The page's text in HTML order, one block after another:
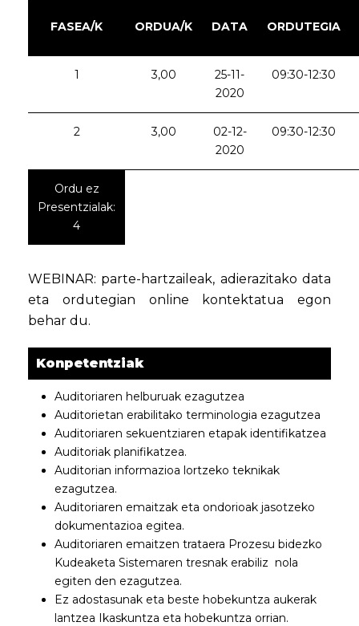
FASEA/K ORDUA/K DATA ORDUTEGIA
1 3,00
25-11-
2020
09:30-12:30
2 3,00
02-12-
2020
09:30-12:30
Ordu ez
Presentzialak:
4
WEBINAR: parte-hartzaileak, adierazitako data
eta ordutegian online kontektatua egon
behar du.
Konpetentziak
Auditoriaren helburuak ezagutzea
Auditorietan erabilitako terminologia ezagutzea
Auditoriaren sekuentziaren etapak identifikatzea
Auditoriak planifikatzea.
Auditorian informazioa lortzeko teknikak
ezagutzea.
Auditoriaren emaitzak eta ondorioak jasotzeko
dokumentazioa egitea.
Auditoriaren emaitzen trataera Prozesu bidezko
Kudeaketa Sistemaren tresnak erabiliz nola
egiten den ezagutzea.
Ez adostasunak eta beste hobekuntza aukerak
lantzea Ikaskuntza eta hobekuntza orrian.